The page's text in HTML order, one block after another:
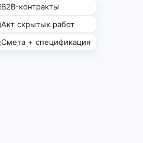
B2B-контракты
Акт скрытых работ
Смета + спецификация